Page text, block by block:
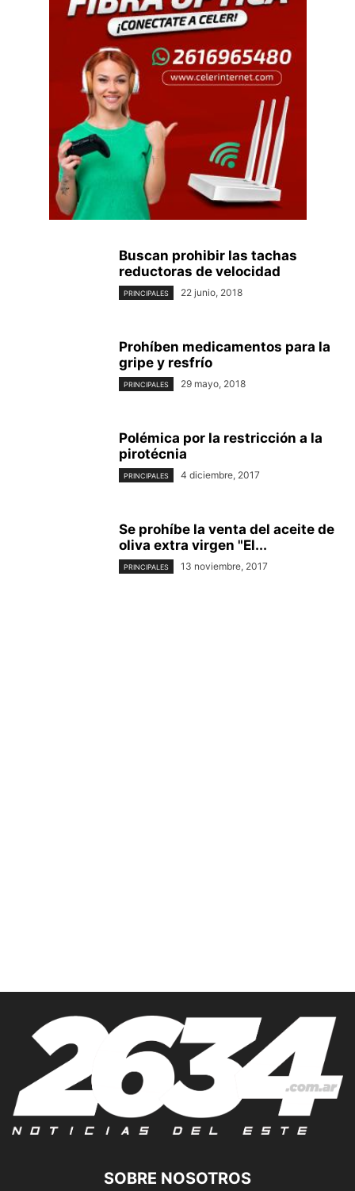
Buscan prohibir las tachas
reductoras de velocidad
PRINCIPALES 22 junio, 2018
Prohíben medicamentos para la
gripe y resfrío
PRINCIPALES 29 mayo, 2018
Polémica por la restricción a la
pirotécnia
PRINCIPALES 4 diciembre, 2017
Se prohíbe la venta del aceite de
oliva extra virgen "El...
PRINCIPALES 13 noviembre, 2017
SOBRE NOSOTROS